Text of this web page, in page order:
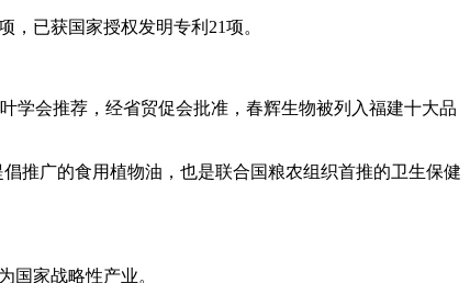
已获国家授权发明专利21项。
会推荐，经省贸促会批准，春辉生物被列入福建十大品
广的食用植物油，也是联合国粮农组织首推的卫生保健
家战略性产业。